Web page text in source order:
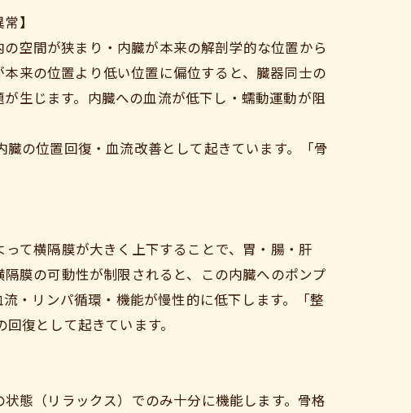
】
空間が狭まり・内臓が本来の解剖学的な位置から
来の位置より低い位置に偏位すると、臓器同士の
生じます。内臓への血流が低下し・蠕動運動が阻
の位置回復・血流改善として起きています。「骨
て横隔膜が大きく上下することで、胃・腸・肝
膜の可動性が制限されると、この内臓へのポンプ
・リンパ循環・機能が慢性的に低下します。「整
復として起きています。
態（リラックス）でのみ十分に機能します。骨格